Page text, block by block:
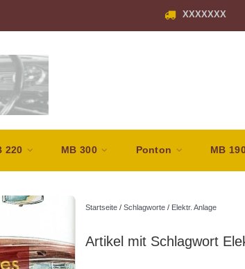
XXXXXXX
220 MB 300 Ponton MB
Startseite/ Schlagworte/ Elektr. Anlage
Artikel mit Schlagwort